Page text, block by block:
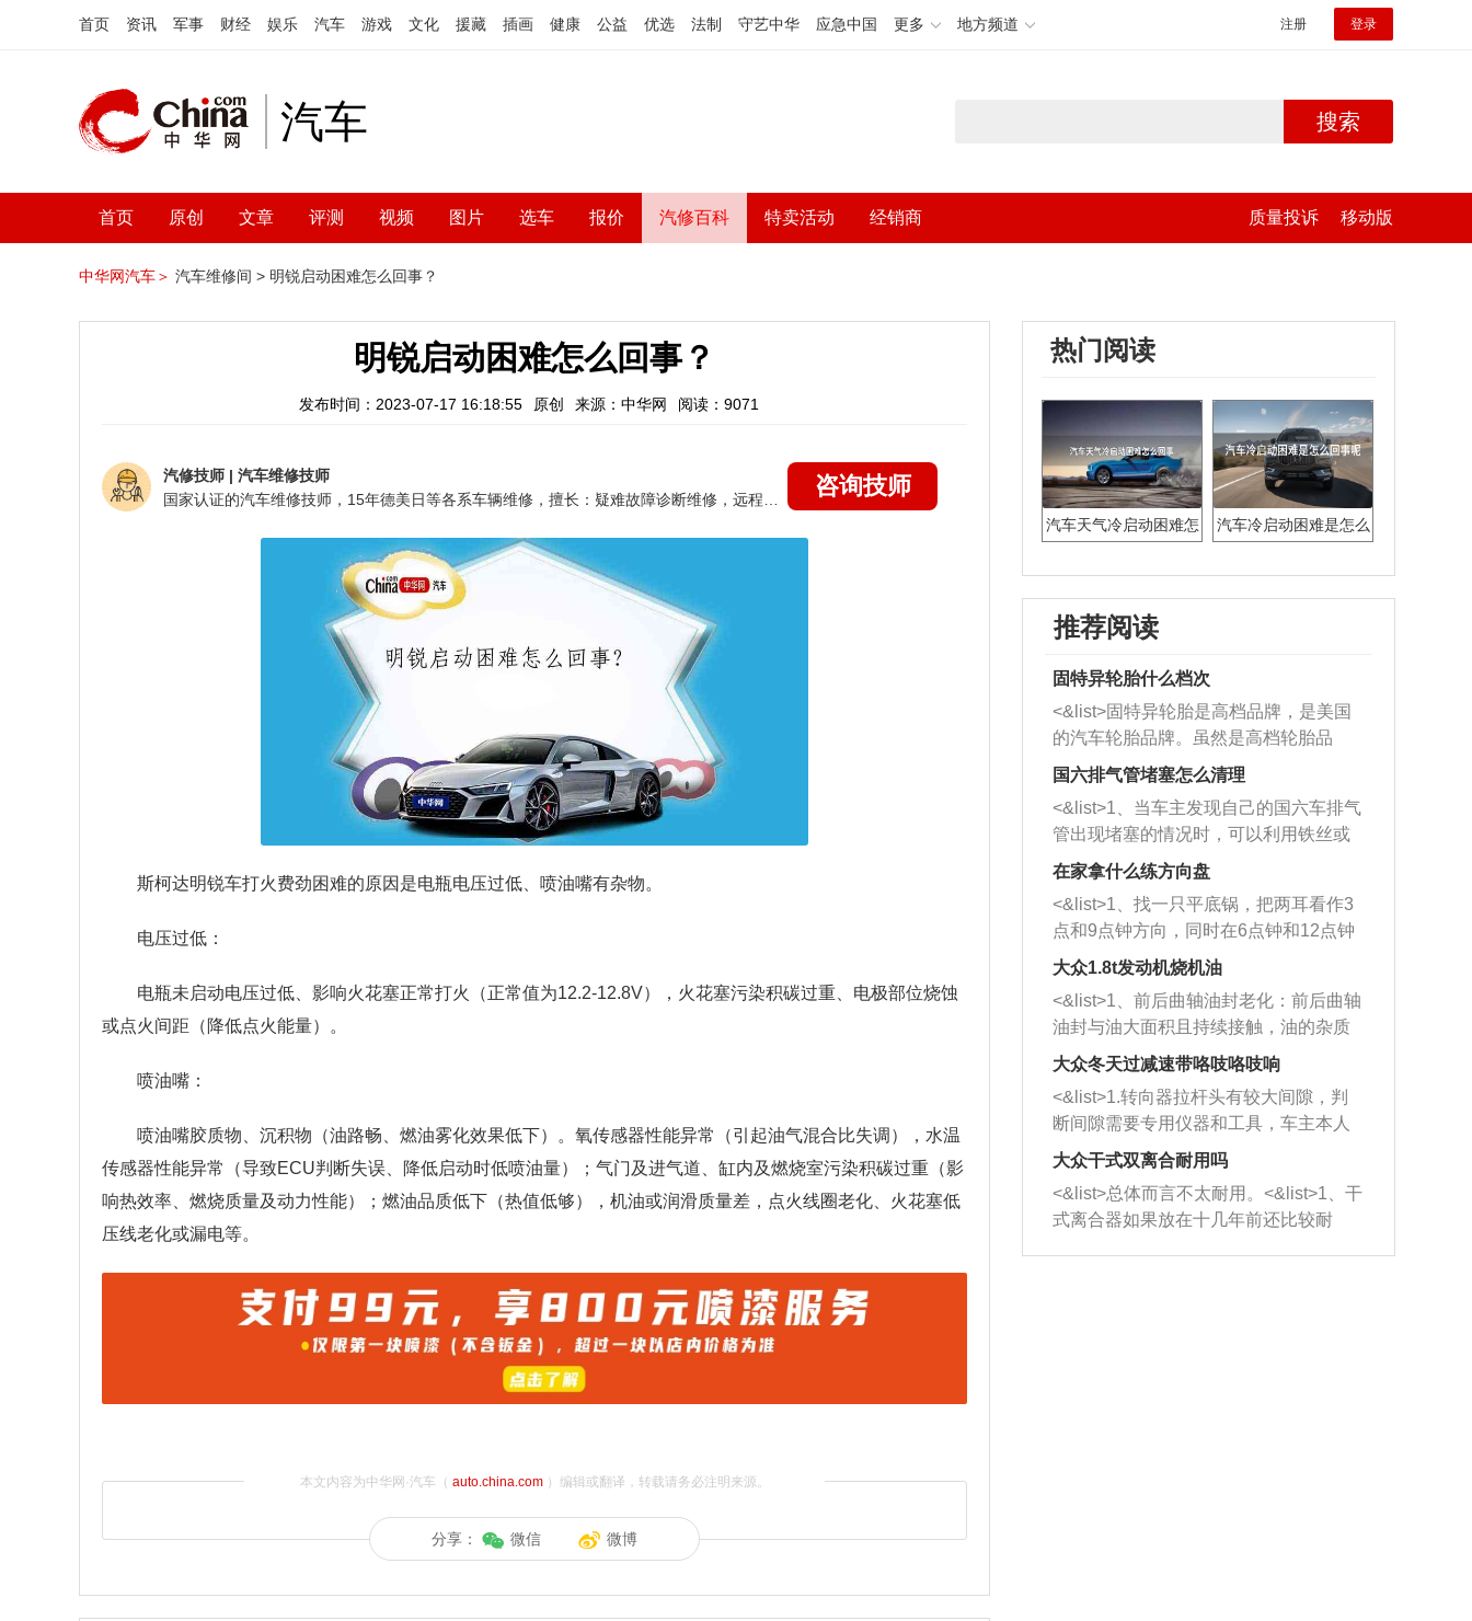
首页 资讯 军事 财经 娱乐 汽车 游戏 文化 援藏 插画 健康 公益 优选 法制 守艺中华 应急中国 更多 地方频道 注册 登录
汽车 搜索
首页 原创 文章 评测 视频 图片 选车 报价 汽修百科 特卖活动 经销商 质量投诉 移动版
中华网汽车＞ 汽车维修间 > 明锐启动困难怎么回事？
明锐启动困难怎么回事？
发布时间：2023-07-17 16:18:55 原创 来源：中华网 阅读：9071
汽修技师 | 汽车维修技师
咨询技师
斯柯达明锐车打火费劲困难的原因是电瓶电压过低、喷油嘴有杂物。
电压过低：
电瓶未启动电压过低、影响火花塞正常打火（正常值为12.2-12.8V），火花塞污染积碳过重、电极部位烧蚀
或点火间距（降低点火能量）。
喷油嘴：
喷油嘴胶质物、沉积物（油路畅、燃油雾化效果低下）。氧传感器性能异常（引起油气混合比失调），水温
传感器性能异常（导致ECU判断失误、降低启动时低喷油量）；气门及进气道、缸内及燃烧室污染积碳过重（影
响热效率、燃烧质量及动力性能）；燃油品质低下（热值低够），机油或润滑质量差，点火线圈老化、火花塞低
压线老化或漏电等。
本文内容为中华网·汽车（ auto.china.com）编辑或翻译，转载请务必注明来源。
分享： 微信 微博
热门阅读
汽车天气冷启动困难怎
汽车冷启动困难是怎么
推荐阅读
固特异轮胎什么档次
<&list>固特异轮胎是高档品牌，是美国
的汽车轮胎品牌。虽然是高档轮胎品
牌，但是中高低端的轮胎都有生产，这
也是为了更好的开拓市场。
国六排气管堵塞怎么清理
<&list>1、当车主发现自己的国六车排气
管出现堵塞的情况时，可以利用铁丝或
者是细棍，直接将杂物给取出来，如果
堵塞情况比较严重，也可以采取应急措
施。 <&list>2、直接利用木棍将所有的
杂物推到排气管里面的位置处，然后将
三元催化器拆解开，就可以将堵塞的东
西取出来。但如果是因为积碳过多引起
的堵塞，就需要将三元催化器泡在草酸
洗剂对堵塞的情况得到解决，将清洗剂
放在燃油箱中，与燃油混合后，车辆启
动时，就可以和汽油一起进入到燃烧
室，最后形成废气排出，就可以让三元
催化器得到清洗，排气管堵塞的情况就
能够得到解决。
在家拿什么练方向盘
<&list>1、找一只平底锅，把两耳看作3
点和9点钟方向，同时在6点钟和12点钟
方向做一个标记。 <&list>2、双手握住
一圈半的练习，往右同样也要打相同的
圈数。 <&list>3、最后强调要反复练
习，这样就可以形成肌肉记忆，在真实
驾驶车辆时，不需要记忆也能打好方
向。
大众1.8t发动机烧机油
<&list>1、前后曲轴油封老化：前后曲轴
油封与油大面积且持续接触，油的杂质
和发动机内持续温度变化使其密封效果
逐渐减弱，导致渗油或漏油。<&list>2、
活塞间隙过大：积碳会使活塞环与缸体
的间隙扩大，导致机油流入燃烧室中，
造成烧机油。<&list>3、机油粘度。使用
机油粘度过小的话，同样会有烧机油现
象，机油粘度过小具有很好的流动性，
大众冬天过减速带咯吱咯吱响
<&list>1.转向器拉杆头有较大间隙，判
断间隙需要专用仪器和工具，车主本人
无法制作，需要将车辆送到修理厂或4s
店；<&list>2.车辆半轴套管防尘罩破
裂，破裂后会出现漏油现象，使半轴磨
损严重，磨损的半轴容易损坏，产生异
响；<&list>3.稳定器的转向胶套和球头
大众干式双离合耐用吗
<&list>总体而言不太耐用。<&list>1、干
式离合器如果放在十几年前还比较耐